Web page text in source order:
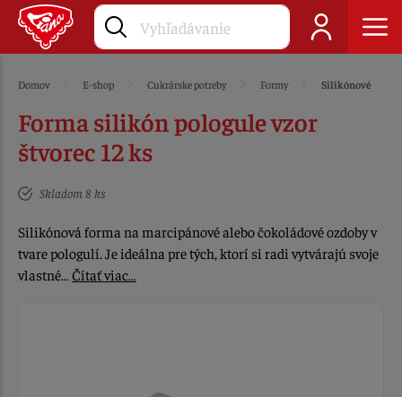
Domov E-shop Cukrárske potreby Formy Silikónové
Forma silikón pologule vzor
štvorec 12 ks
Skladom 8 ks
Silikónová forma na marcipánové alebo čokoládové ozdoby v
tvare pologulí. Je ideálna pre tých, ktorí si radi vytvárajú svoje
vlastné… Čítať viac…